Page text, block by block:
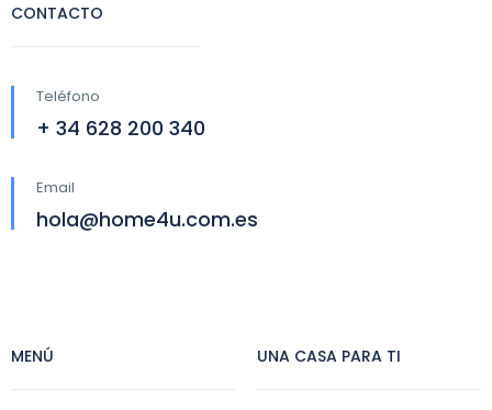
CONTACTO
Teléfono
+ 34 628 200 340
Email
hola@home4u.com.es
MENÚ UNA CASA PARA TI